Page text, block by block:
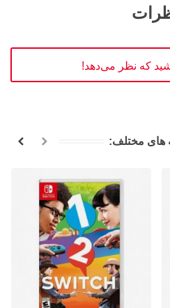
که نظر می‌دهد!